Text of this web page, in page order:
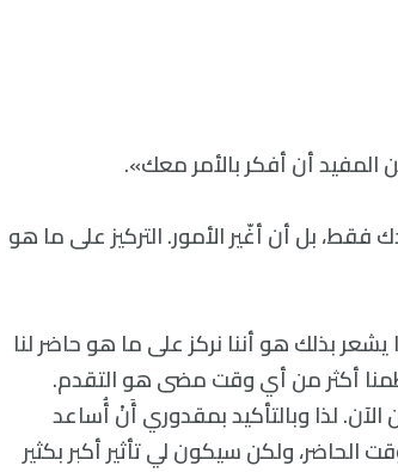
أن أفكر بالأمر معك».
بل أن أغّير الأمور. التركيز على ما هو
بذلك هو أننا نركز على ما هو حاضر لنا
أكثر من أي وقت مضى هو التقدم.
الآن. لذا وبالتأكيد بمقدوري أَنْ أُساعد
ولكن سيكون لي تأثير أكبر بكثير